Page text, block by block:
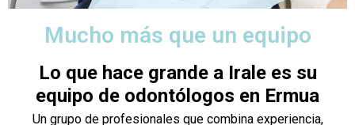
Mucho más que un equipo
Lo que hace grande a Irale es su
equipo de odontólogos en Ermua
Un grupo de profesionales que combina experiencia,